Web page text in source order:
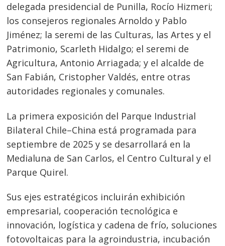
delegada presidencial de Punilla, Rocío Hizmeri;
los consejeros regionales Arnoldo y Pablo
Jiménez; la seremi de las Culturas, las Artes y el
Patrimonio, Scarleth Hidalgo; el seremi de
Agricultura, Antonio Arriagada; y el alcalde de
San Fabián, Cristopher Valdés, entre otras
autoridades regionales y comunales.
La primera exposición del Parque Industrial
Bilateral Chile–China está programada para
septiembre de 2025 y se desarrollará en la
Medialuna de San Carlos, el Centro Cultural y el
Parque Quirel.
Sus ejes estratégicos incluirán exhibición
empresarial, cooperación tecnológica e
innovación, logística y cadena de frío, soluciones
fotovoltaicas para la agroindustria, incubación